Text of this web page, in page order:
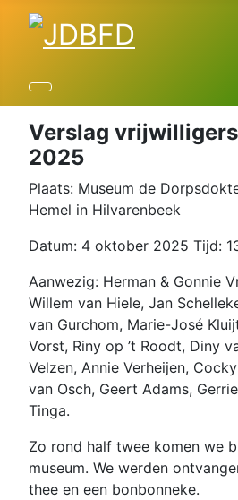
Verslag
2025
Plaats: Museum de
Hemel in Hilvarenbeek
Datum: 4 oktober 2025 Tijd:
Aanwezig: Herman & Gonnie
Willem van Hiele, Jan
van Gurchom, Marie-José
Vorst, Riny op ’t Roodt, Diny
Velzen, Annie Verheijen,
van Osch, Geert Adams,
Tinga.
Zo rond half twee komen we
museum. We werden
thee en een bonbonneke.